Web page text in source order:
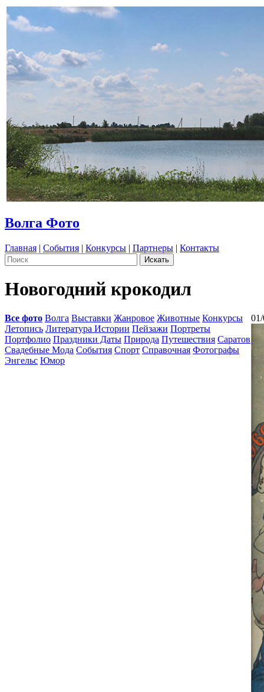
Волга Фото
Главная | События | Конкурсы | Партнеры | Контакты
Новогодний крокодил
Все фото Волга Выставки Жанровое Животные Конкурсы
Летопись Литература Истории Пейзажи Портреты
Портфолио Праздники Даты Природа Путешествия Саратов
Свадебные Мода События Спорт Справочная Фотографы
Энгельс Юмор